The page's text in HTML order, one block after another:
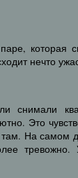
которая
нечто
снимали
Это
На самом
тревожно.